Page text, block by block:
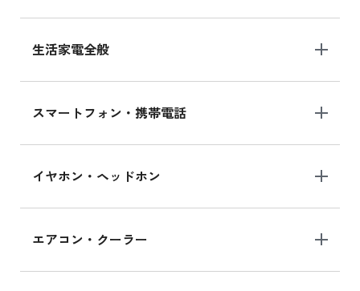
生活家電全般
スマートフォン・携帯電話
イヤホン・ヘッドホン
エアコン・クーラー